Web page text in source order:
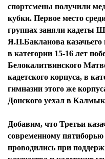
спортсмены получили
кубки. Первое место
группах заняли кадеты
Я.П.Бакланова казачьего
в категории 15-16 лет
Белокалитвинского
кадетского корпуса, в
гимназии этого же
Донского уехал в
Добавим, что Третьи
современному
проводились при